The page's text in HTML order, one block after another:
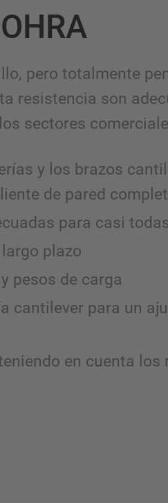
pero totalmente
resistencia son
sectores
y los brazos
de pared
para casi
plazo
pesos de carga
cantilever para un
en cuenta